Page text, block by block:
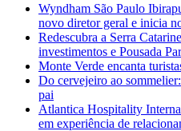
Wyndham São Paulo
novo diretor geral e inicia
Redescubra a Serra
investimentos e Pousada
Monte Verde encanta
Do cervejeiro ao
pai
Atlantica Hospitality
em experiência de